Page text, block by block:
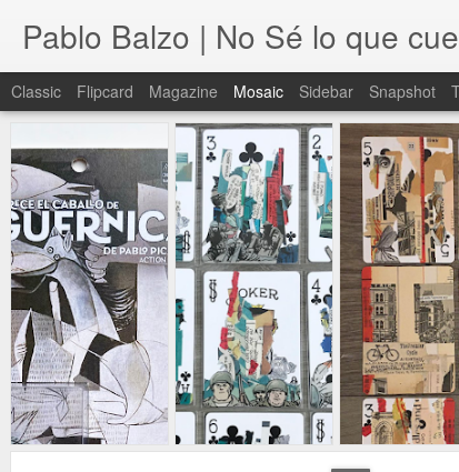
Pablo Balzo | No Sé lo que
Classic Flipcard Magazine Mosaic Sidebar Snapshot